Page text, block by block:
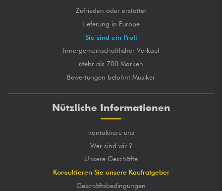
Zufrieden oder erstattet
Lieferung in Europe
Sie sind ein Profi
Innergemeinschaftlicher Verkauf
Mehr als 700 Marken
Bewertungen belohnt Musiker
Nützliche Informationen
kontaktiere uns
Wer sind wir ?
Unsere Geschäfte
Konsultieren Sie unsere Kaufratgeber
Geschäftsbedingungen